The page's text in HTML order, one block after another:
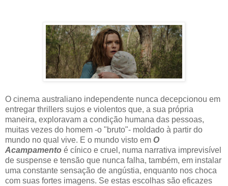
O cinema australiano independente nunca decepcionou em
entregar thrillers sujos e violentos que, a sua própria
maneira, exploravam a condição humana das pessoas,
muitas vezes do homem -o "bruto"- moldado à partir do
mundo no qual vive. E o mundo visto em O
Acampamento é cínico e cruel, numa narrativa imprevisível
de suspense e tensão que nunca falha, também, em instalar
uma constante sensação de angústia, enquanto nos choca
com suas fortes imagens. Se estas escolhas são eficazes